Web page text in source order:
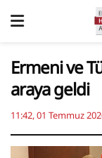
Ermeni ve
araya geldi
11:42, 01 Temmuz